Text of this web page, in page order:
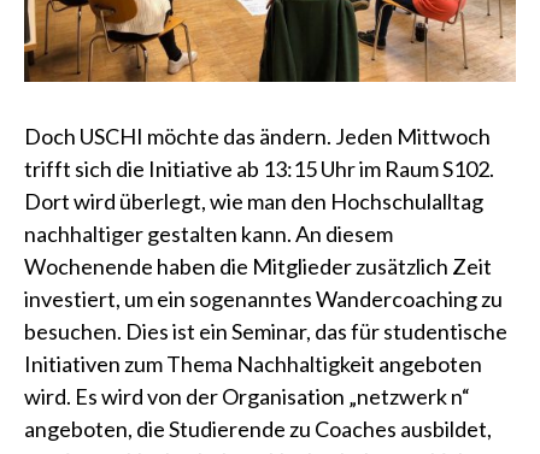
Doch USCHI möchte das ändern. Jeden Mittwoch
trifft sich die Initiative ab 13:15 Uhr im Raum S102.
Dort wird überlegt, wie man den Hochschulalltag
nachhaltiger gestalten kann. An diesem
Wochenende haben die Mitglieder zusätzlich Zeit
investiert, um ein sogenanntes Wandercoaching zu
besuchen. Dies ist ein Seminar, das für studentische
Initiativen zum Thema Nachhaltigkeit angeboten
wird. Es wird von der Organisation „netzwerk n“
angeboten, die Studierende zu Coaches ausbildet,